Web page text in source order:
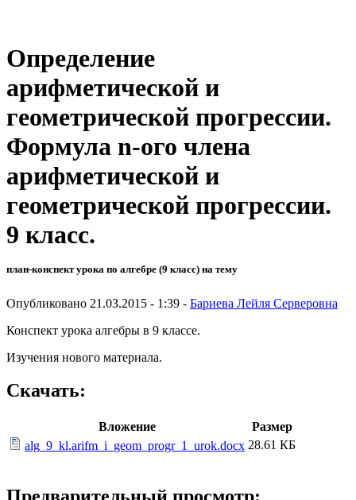
Определение
арифметической и
геометрической прогрессии.
Формула n-ого члена
арифметической и
геометрической прогрессии.
9 класс.
план-конспект урока по алгебре (9 класс) на тему
Опубликовано 21.03.2015 - 1:39 - Бариева Лейля Серверовна
Конспект урока алгебры в 9 классе.
Изучения нового материала.
Скачать:
Вложение
Размер
alg_9_kl.arifm_i_geom_progr_1_urok.docx 28.61 КБ